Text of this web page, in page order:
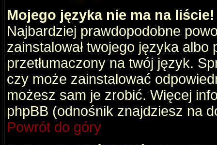
Mojego języka nie ma na liście!
Najbardziej prawdopodobne
zainstalował twojego języka albo
przetłumaczony na twój język.
czy może zainstalować
możesz sam je zrobić. Więcej
phpBB (odnośnik znajdziesz na
Powrót do góry